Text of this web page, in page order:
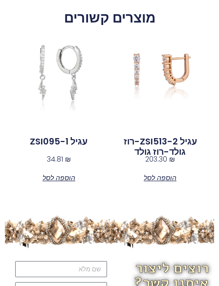
מוצרים קשורים
עגיל ZSI513-2-רוז
גולד-רוז גולד
203.30 ₪
הוספה לסל
עגיל ZSI095-1
34.81 ₪
הוספה לסל
רוצים ליצור